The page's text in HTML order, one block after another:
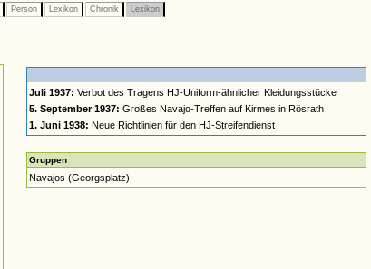
Person Lexikon Chronik Lexikon
Juli 1937: Verbot des Tragens HJ-Uniform-ähnlicher Kleidungsstücke
5. September 1937: Großes Navajo-Treffen auf Kirmes in Rösrath
1. Juni 1938: Neue Richtlinien für den HJ-Streifendienst
Gruppen
Navajos (Georgsplatz)